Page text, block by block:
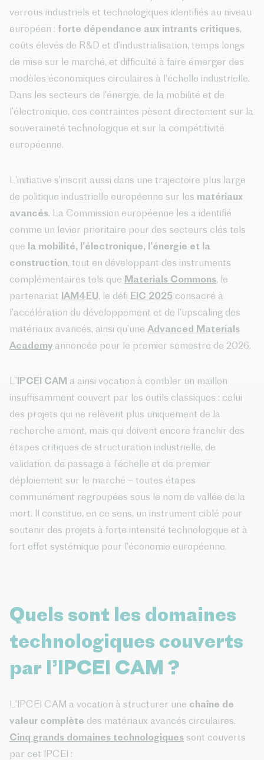
verrous industriels et technologiques identifiés au niveau
européen : forte dépendance aux intrants critiques,
coûts élevés de R&D et d’industrialisation, temps longs
de mise sur le marché, et difficulté à faire émerger des
modèles économiques circulaires à l’échelle industrielle.
Dans les secteurs de l’énergie, de la mobilité et de
l’électronique, ces contraintes pèsent directement sur la
souveraineté technologique et sur la compétitivité
européenne.
L’initiative s’inscrit aussi dans une trajectoire plus large
de politique industrielle européenne sur les matériaux
avancés. La Commission européenne les a identifié
comme un levier prioritaire pour des secteurs clés tels
que la mobilité, l’électronique, l’énergie et la
construction, tout en développant des instruments
complémentaires tels que Materials Commons, le
partenariat IAM4EU, le défi EIC 2025 consacré à
l’accélération du développement et de l’upscaling des
matériaux avancés, ainsi qu’une Advanced Materials
Academy annoncée pour le premier semestre de 2026.
L’IPCEI CAM a ainsi vocation à combler un maillon
insuffisamment couvert par les outils classiques : celui
des projets qui ne relèvent plus uniquement de la
recherche amont, mais qui doivent encore franchir des
étapes critiques de structuration industrielle, de
validation, de passage à l’échelle et de premier
déploiement sur le marché – toutes étapes
communément regroupées sous le nom de vallée de la
mort. Il constitue, en ce sens, un instrument ciblé pour
soutenir des projets à forte intensité technologique et à
fort effet systémique pour l’économie européenne.
Quels sont les domaines
technologiques couverts
par l’IPCEI CAM ?
L’IPCEI CAM a vocation à structurer une chaîne de
valeur complète des matériaux avancés circulaires.
Cinq grands domaines technologiques sont couverts
par cet IPCEI :